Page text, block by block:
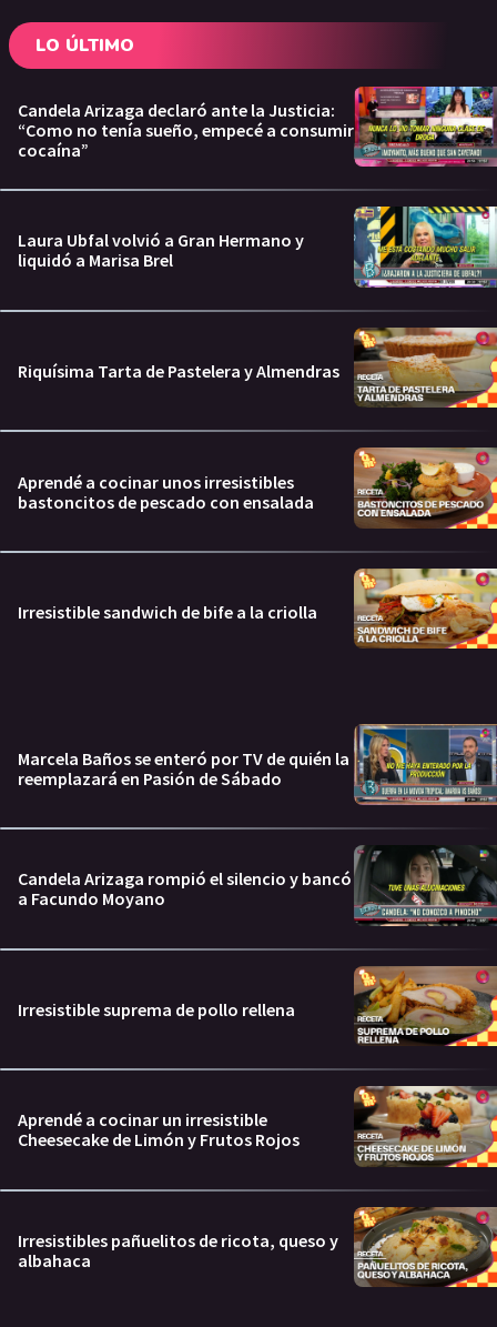
LO ÚLTIMO
Candela Arizaga declaró ante la Justicia:
“Como no tenía sueño, empecé a consumir
cocaína”
Laura Ubfal volvió a Gran Hermano y
liquidó a Marisa Brel
Riquísima Tarta de Pastelera y Almendras
Aprendé a cocinar unos irresistibles
bastoncitos de pescado con ensalada
Irresistible sandwich de bife a la criolla
Marcela Baños se enteró por TV de quién la
reemplazará en Pasión de Sábado
Candela Arizaga rompió el silencio y bancó
a Facundo Moyano
Irresistible suprema de pollo rellena
Aprendé a cocinar un irresistible
Cheesecake de Limón y Frutos Rojos
Irresistibles pañuelitos de ricota, queso y
albahaca